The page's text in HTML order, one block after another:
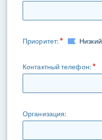
Приоритет: Низкий
Контактный телефон:
Организация: